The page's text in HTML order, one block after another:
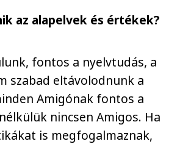
az alapelvek és értékek?
fontos a nyelvtudás, a
szabad eltávolodnunk a
Amigónak fontos a
nincsen Amigos. Ha
is megfogalmaznak,